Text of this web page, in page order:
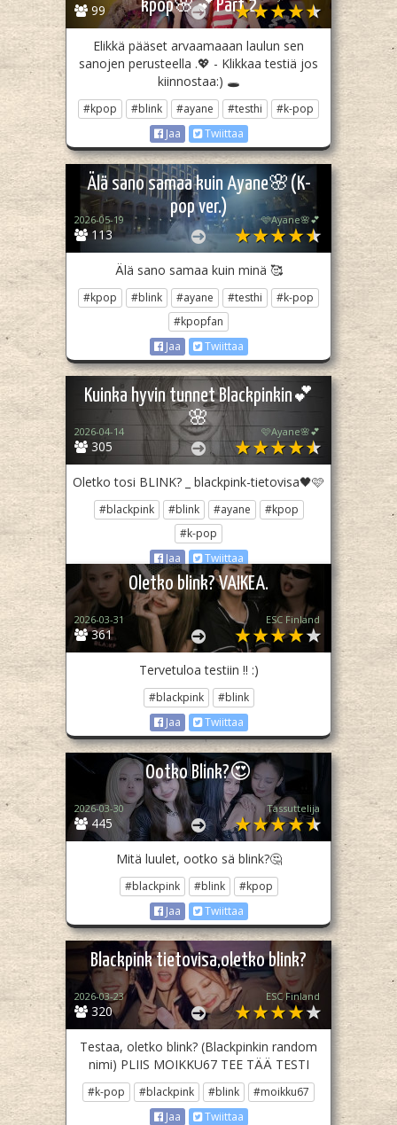
kpop🌸💕Part 2
99
Elikkä pääset arvaamaaan laulun sen
sanojen perusteella .💖 - Klikkaa testiä jos
kiinnostaa:) 🕳
#kpop #blink #ayane #testhi
#k-pop
Jaa
Twiittaa
Älä sano samaa kuin Ayane🌸(K-
pop ver.)
113
2026-05-19 🩷Ayane🌸💕
Älä sano samaa kuin minä 🥰
#kpop #blink #ayane #testhi
#k-pop
#kpopfan
Jaa
Twiittaa
Kuinka hyvin tunnet Blackpinkin💕
🌸
305
2026-04-14 🩷Ayane🌸💕
Oletko tosi BLINK? _ blackpink-tietovisa🖤🩷
#blackpink #blink #ayane
#kpop
#k-pop
Jaa
Twiittaa
Oletko blink? VAIKEA.
361
2026-03-31 ESC Finland
Tervetuloa testiin !! :)
#blackpink
#blink
Jaa
Twiittaa
Ootko Blink?😍
445
2026-03-30 Tassuttelija
Mitä luulet, ootko sä blink?🤔
#blackpink #blink
#kpop
Jaa
Twiittaa
Blackpink tietovisa,oletko blink?
320
2026-03-23 ESC Finland
Testaa, oletko blink? (Blackpinkin random
nimi) PLIIS MOIKKU67 TEE TÄÄ TESTI
#k-pop #blackpink #blink
#moikku67
Jaa
Twiittaa